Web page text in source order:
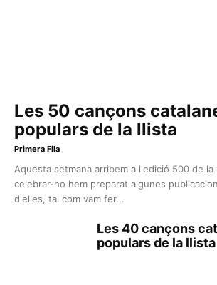
Les 50 cançons
populars de la llista
Primera Fila
Aquesta setmana arribem a l'edició 500 de la
celebrar-ho hem preparat algunes
d'elles, tal com vam fer...
Les 40 cançons
populars de la llista